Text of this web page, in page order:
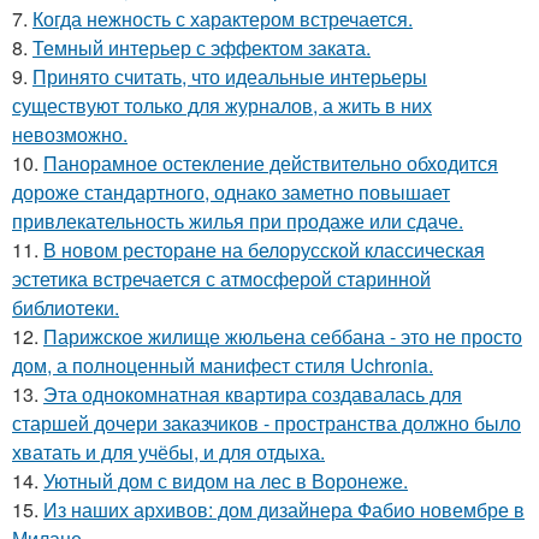
7. Когда нежность с характером встречается.
8. Темный интерьер с эффектом заката.
9. Принято считать, что идеальные интерьеры
существуют только для журналов, а жить в них
невозможно.
10. Панорамное остекление действительно обходится
дороже стандартного, однако заметно повышает
привлекательность жилья при продаже или сдаче.
11. В новом ресторане на белорусской классическая
эстетика встречается с атмосферой старинной
библиотеки.
12. Парижское жилище жюльена себбана - это не просто
дом, а полноценный манифест стиля Uchronia.
13. Эта однокомнатная квартира создавалась для
старшей дочери заказчиков - пространства должно было
хватать и для учёбы, и для отдыха.
14. Уютный дом с видом на лес в Воронеже.
15. Из наших архивов: дом дизайнера Фабио новембре в